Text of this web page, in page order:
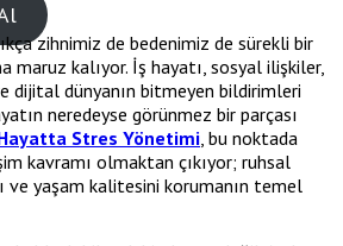
zihnimiz de bedenimiz de sürekli bir
maruz kalıyor. İş hayatı, sosyal ilişkiler,
dijital dünyanın bitmeyen bildirimleri
neredeyse görünmez bir parçası
Stres Yönetimi , bu noktada
kavramı olmaktan çıkıyor; ruhsal
ve yaşam kalitesini korumanın temel